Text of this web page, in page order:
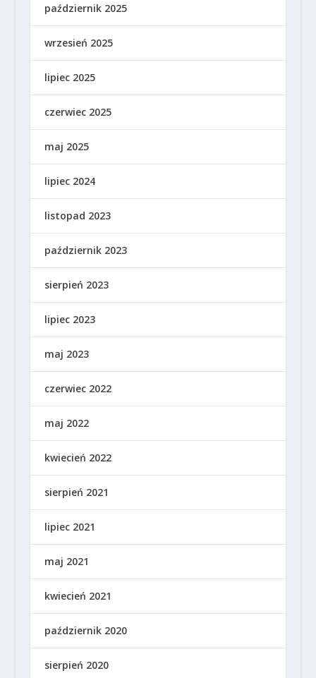
październik 2025
wrzesień 2025
lipiec 2025
czerwiec 2025
maj 2025
lipiec 2024
listopad 2023
październik 2023
sierpień 2023
lipiec 2023
maj 2023
czerwiec 2022
maj 2022
kwiecień 2022
sierpień 2021
lipiec 2021
maj 2021
kwiecień 2021
październik 2020
sierpień 2020